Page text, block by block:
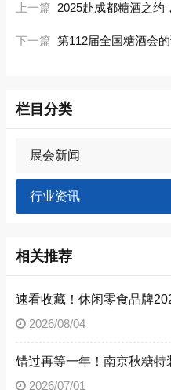
上一篇 2025赴成都糖酒之约
下一篇 第112届全国糖酒会
栏目分类
展会新闻
行业资讯
相关推荐
2026/08/04
2026/07/01